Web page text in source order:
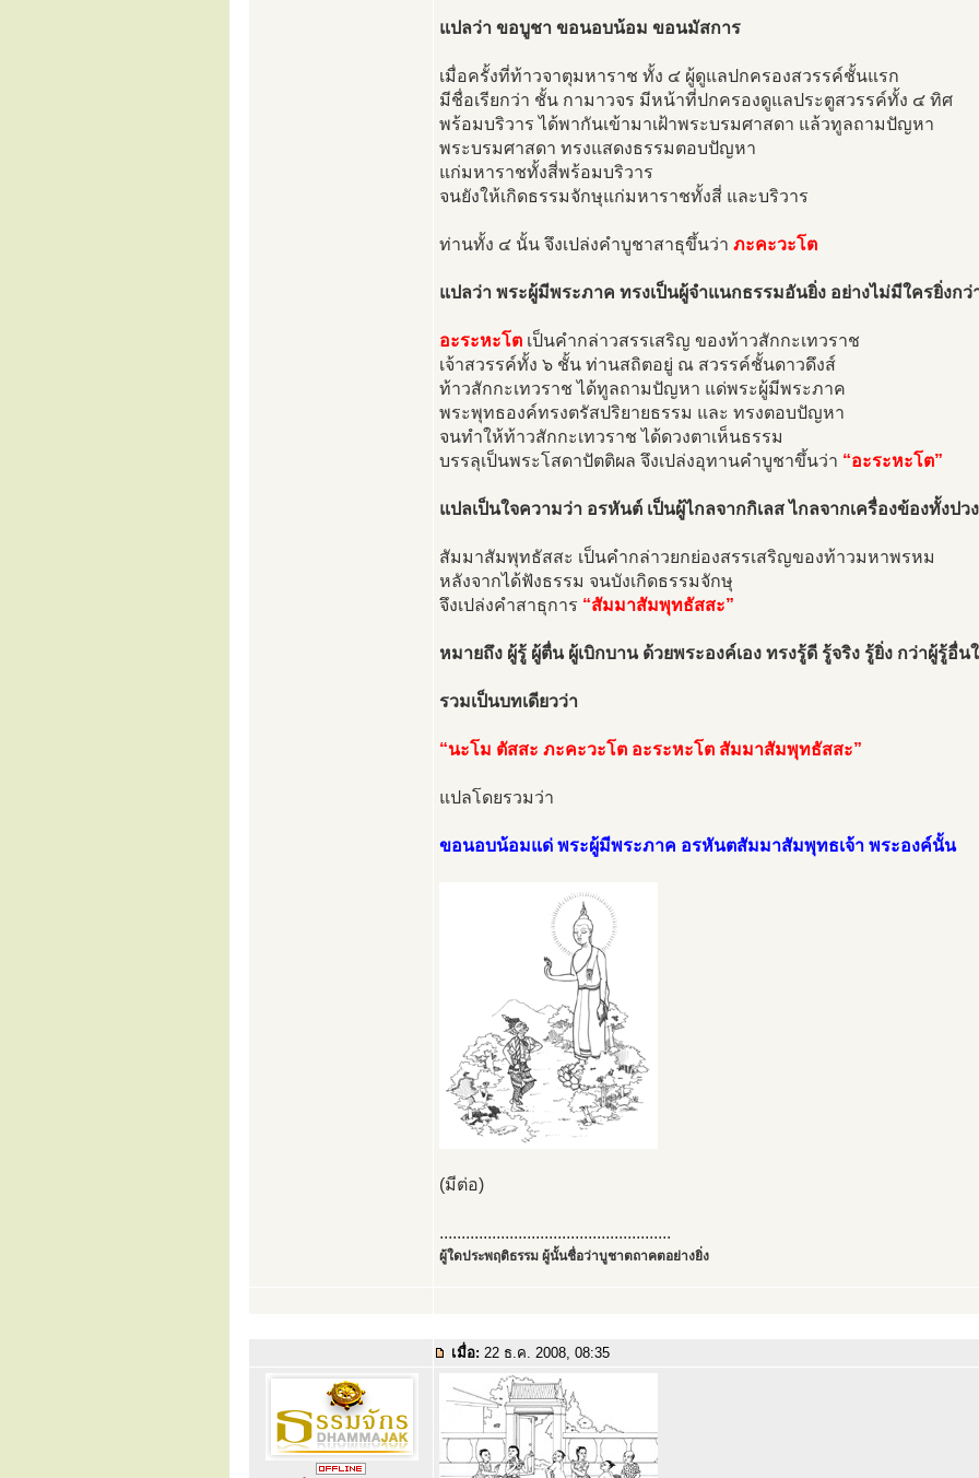
แปลว่า ขอบูชา ขอนอบน้อม ขอนมัสการ
เมื่อครั้งที่ท้าวจาตุมหาราช ทั้ง ๔ ผู้ดูแลปกครองสวรรค์ชั้นแรก
มีชื่อเรียกว่า ชั้น กามาวจร มีหน้าที่ปกครองดูแลประตูสวรรค์ทั้ง ๔ ทิศ
พร้อมบริวาร ได้พากันเข้ามาเฝ้าพระบรมศาสดา แล้วทูลถามปัญหา
พระบรมศาสดา ทรงแสดงธรรมตอบปัญหา
แก่มหาราชทั้งสี่พร้อมบริวาร
จนยังให้เกิดธรรมจักษุแก่มหาราชทั้งสี่ และบริวาร
ท่านทั้ง ๔ นั้น จึงเปล่งคำบูชาสาธุขึ้นว่า ภะคะวะโต
แปลว่า พระผู้มีพระภาค ทรงเป็นผู้จำแนกธรรมอันยิ่ง อย่างไม่มีใครยิ่งกว่
อะระหะโต เป็นคำกล่าวสรรเสริญ ของท้าวสักกะเทวราช
เจ้าสวรรค์ทั้ง ๖ ชั้น ท่านสถิตอยู่ ณ สวรรค์ชั้นดาวดึงส์
ท้าวสักกะเทวราช ได้ทูลถามปัญหา แด่พระผู้มีพระภาค
พระพุทธองค์ทรงตรัสปริยายธรรม และ ทรงตอบปัญหา
จนทำให้ท้าวสักกะเทวราช ได้ดวงตาเห็นธรรม
บรรลุเป็นพระโสดาปัตติผล จึงเปล่งอุทานคำบูชาขึ้นว่า “อะระหะโต”
แปลเป็นใจความว่า อรหันต์ เป็นผู้ไกลจากกิเลส ไกลจากเครื่องข้องทั้งปวง
สัมมาสัมพุทธัสสะ เป็นคำกล่าวยกย่องสรรเสริญของท้าวมหาพรหม
หลังจากได้ฟังธรรม จนบังเกิดธรรมจักษุ
จึงเปล่งคำสาธุการ “สัมมาสัมพุทธัสสะ”
หมายถึง ผู้รู้ ผู้ตื่น ผู้เบิกบาน ด้วยพระองค์เอง ทรงรู้ดี รู้จริง รู้ยิ่ง กว่าผู้รู้อื่น
รวมเป็นบทเดียวว่า
“นะโม ตัสสะ ภะคะวะโต อะระหะโต สัมมาสัมพุทธัสสะ”
แปลโดยรวมว่า
ขอนอบน้อมแด่ พระผู้มีพระภาค อรหันตสัมมาสัมพุทธเจ้า พระองค์นั้น
(มีต่อ)
.....................................................
ผู้ใดประพฤติธรรม ผู้นั้นชื่อว่าบูชาตถาคตอย่างยิ่ง
เมื่อ: 22 ธ.ค. 2008, 08:35